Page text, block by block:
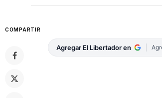
COMPARTIR
Agregar El Libertador en